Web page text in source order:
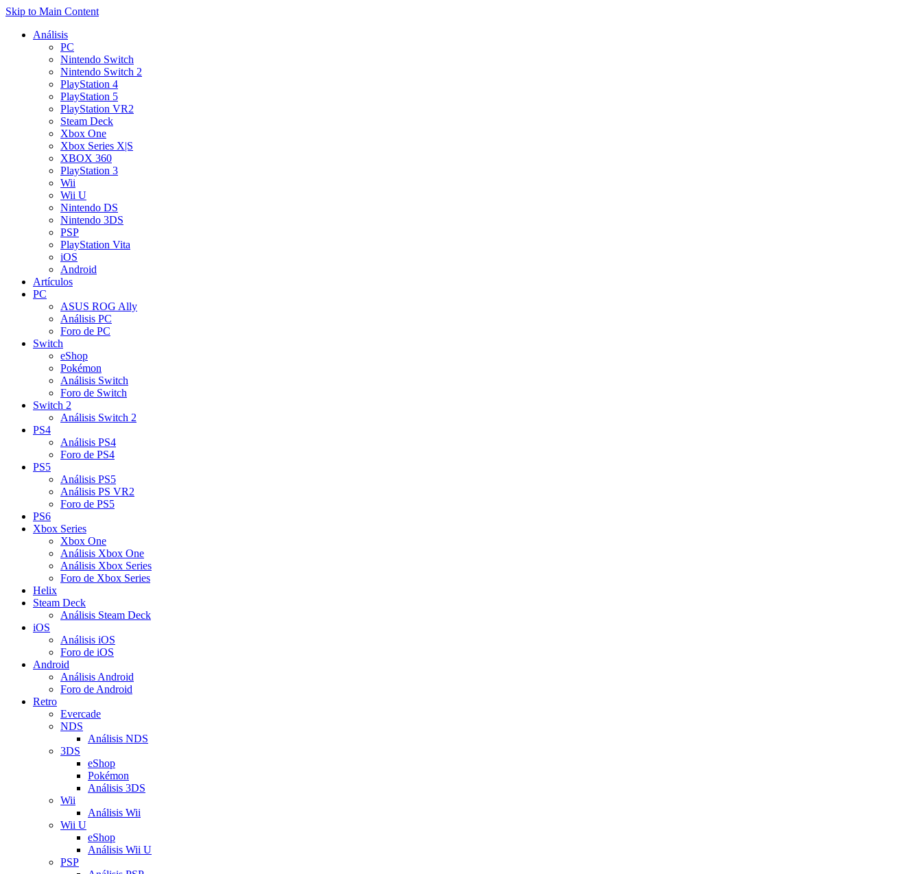
Skip to Main Content
Análisis
PC
Nintendo Switch
Nintendo Switch 2
PlayStation 4
PlayStation 5
PlayStation VR2
Steam Deck
Xbox One
Xbox Series X|S
XBOX 360
PlayStation 3
Wii
Wii U
Nintendo DS
Nintendo 3DS
PSP
PlayStation Vita
iOS
Android
Artículos
PC
ASUS ROG Ally
Análisis PC
Foro de PC
Switch
eShop
Pokémon
Análisis Switch
Foro de Switch
Switch 2
Análisis Switch 2
PS4
Análisis PS4
Foro de PS4
PS5
Análisis PS5
Análisis PS VR2
Foro de PS5
PS6
Xbox Series
Xbox One
Análisis Xbox One
Análisis Xbox Series
Foro de Xbox Series
Helix
Steam Deck
Análisis Steam Deck
iOS
Análisis iOS
Foro de iOS
Android
Análisis Android
Foro de Android
Retro
Evercade
NDS
Análisis NDS
3DS
eShop
Pokémon
Análisis 3DS
Wii
Análisis Wii
Wii U
eShop
Análisis Wii U
PSP